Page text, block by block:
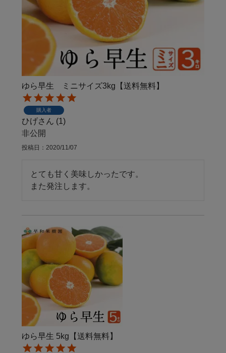
ゆら早生 ミニサイズ3kg【送料無料】
購入者
ひげ
1
非公開
投稿日 2020/11/07
とても甘く美味しかったです。
また発注します。
ゆら早生 5kg【送料無料】